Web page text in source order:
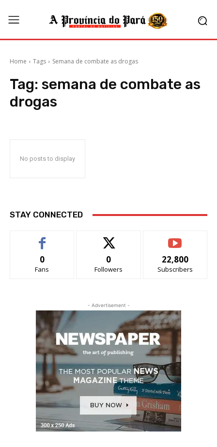
Home Tags Semana de combate as drogas
Tag: semana de combate as
drogas
No posts to display
STAY CONNECTED
0
Fans
0
Followers
22,800
Subscribers
- Advertisement -